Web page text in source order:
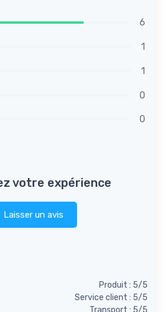
6
1
1
0
0
votre expérience
Laisser un avis
Produit : 5/5
Service client : 5/5
Transport : 5/5